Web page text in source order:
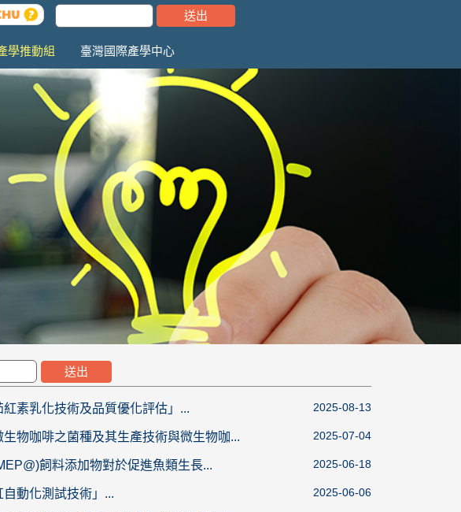
學推動組 臺灣國際產學中心
素乳化技術及品質優化評估」... 2025-08-13
物咖啡之菌種及其生產技術與微生物咖... 2025-07-04
飼料添加物對於促進魚類生長... 2025-06-18
動化測試技術」... 2025-06-06